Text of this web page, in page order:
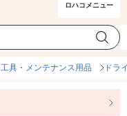
ロハコメニュー
工具・メンテナンス用品 ドラ